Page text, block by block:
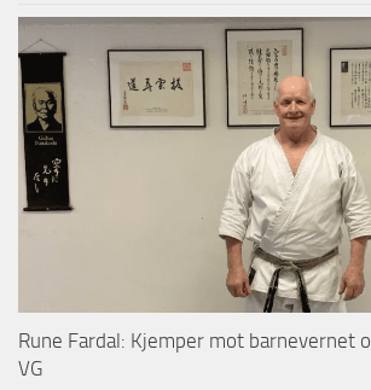
Rune Fardal: Kjemper mot barnevernet
VG